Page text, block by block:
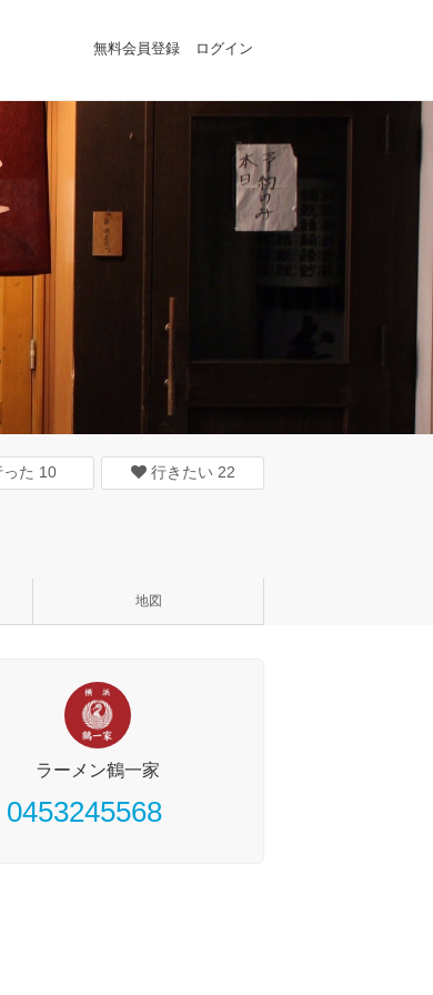
無料会員登録 ログイン
た 10 行きたい 22
地図
ラーメン鶴一家
0453245568